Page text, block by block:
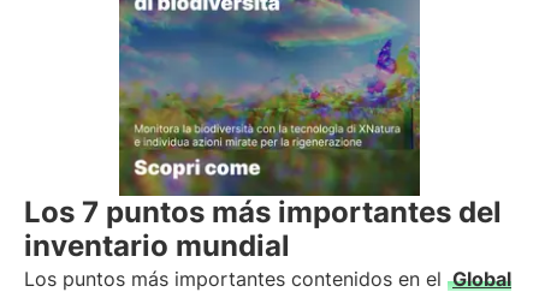
Los 7 puntos más importantes del
inventario mundial
Los puntos más importantes contenidos en el Global